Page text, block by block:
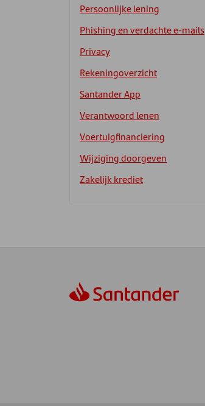
Persoonlijke lening
Phishing en verdachte e-mails
Privacy
Rekeningoverzicht
Santander App
Verantwoord lenen
Voertuigfinanciering
Wijziging doorgeven
Zakelijk krediet